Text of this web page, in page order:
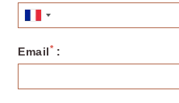
Email*: